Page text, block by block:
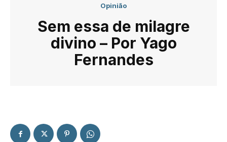
Opinião
Sem essa de milagre
divino – Por Yago
Fernandes